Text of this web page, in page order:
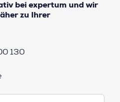
bei expertum und wir
zu Ihrer
130